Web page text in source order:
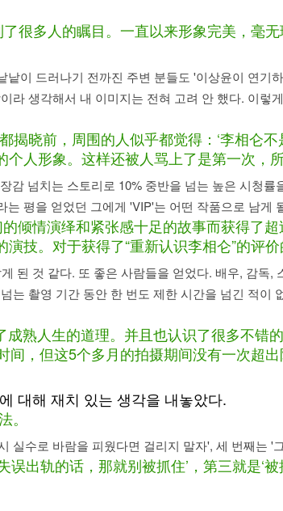
很多人的瞩目。一直以来形象完美，毫
이 드러나기 전까진 주변 분들도 '이상윤이 연기
생각해서 내 이미지는 전혀 고려 안 했다. 이렇
晓前，周围的人似乎都觉得：‘李相仑
人形象。这样还被人骂上了是第一次，所
넘치는 스토리로 10% 중반을 넘는 높은 시청
평을 얻었던 그에게 'VIP'는 어떤 작품으로 남게
倾情演绎和紧张感十足的故事而获得了
技。对于获得了“重新认识李相仑”的评
된 것 같다. 또 좋은 사람들을 얻었다. 배우, 감독,
촬영 기간 동안 한 번도 제한 시간을 넘긴 적이
熟人生的道理。并且也认识了很多不错
，但这5个多月的拍摄期间没有一次超
대해 재치 있는 생각을 내놓았다.
수로 바람을 피웠다면 걸리지 말자', 세 번째는
出轨的话，那就别被抓住’，第三就是‘被